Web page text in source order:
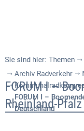
Sie sind hier: Themen
Archiv Radverkehr
FORUM I –
Deutschland
FORUM
FORUM I –
Rheinland-